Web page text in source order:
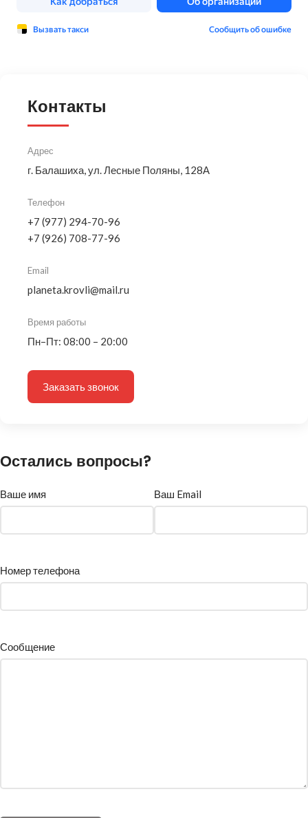
Контакты
Адрес
г. Балашиха, ул. Лесные Поляны, 128А
Телефон
+7 (977) 294-70-96
+7 (926) 708-77-96
Email
planeta.krovli@mail.ru
Время работы
Пн–Пт: 08:00 – 20:00
Заказать звонок
Остались вопросы?
Ваше имя Ваш Email
Номер телефона
Сообщение